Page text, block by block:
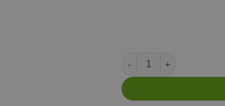
Drikkeflaske 150ml Lilla